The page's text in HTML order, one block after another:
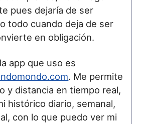
pues dejaría de ser
todo cuando deja de ser
en obligación.
app que uso es
. Me permite
y distancia en tiempo real,
histórico diario, semanal,
con lo que puedo ver mi